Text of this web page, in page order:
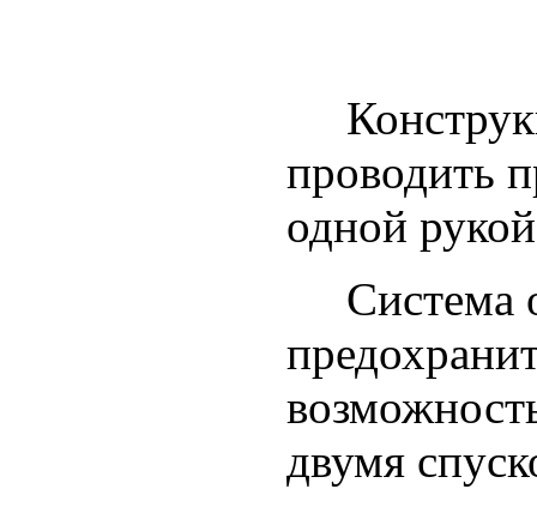
проводить
одной
Система
двумя